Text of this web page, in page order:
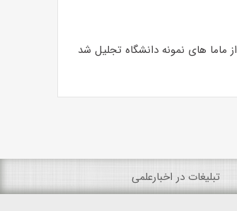
از ماما های نمونه دانشگاه تجلیل شد
تبلیغات در اخبارعلمی